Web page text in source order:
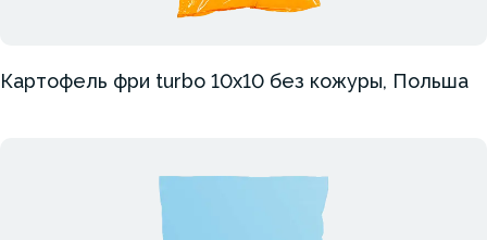
Картофель фри turbo 10х10 без кожуры, Польша